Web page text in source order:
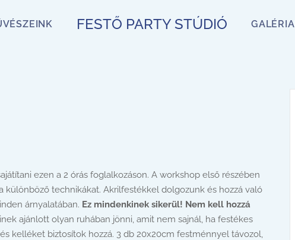
FESTŐ PARTY STÚDIÓ GALÉRIA
ezen a 2 órás foglalkozáson. A workshop első részében
technikákat. Akrilfestékkel dolgozunk és hozzá való
árnyalatában. Ez mindenkinek sikerül! Nem kell hozzá
ajánlott olyan ruhában jönni, amit nem sajnál, ha festékes
kelléket biztosítok hozzá. 3 db 20x20cm festménnyel távozol,